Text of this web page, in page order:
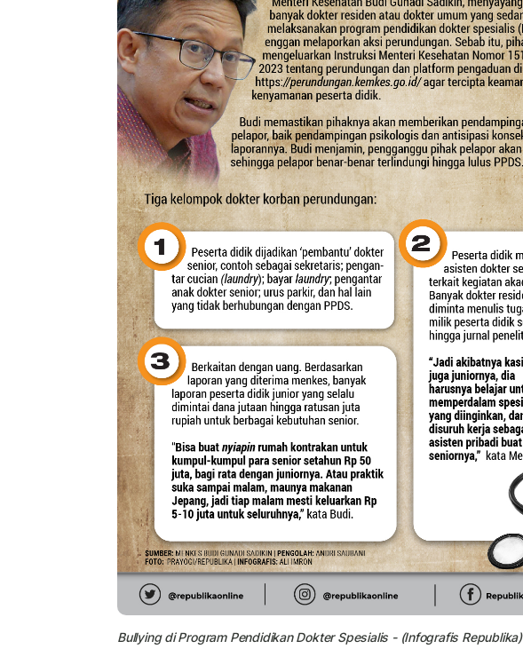
Bullying di Program Pendidikan Dokter Spesialis - (Infografis Republika)